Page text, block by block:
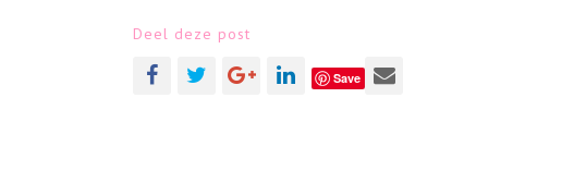
Deel deze post
Save